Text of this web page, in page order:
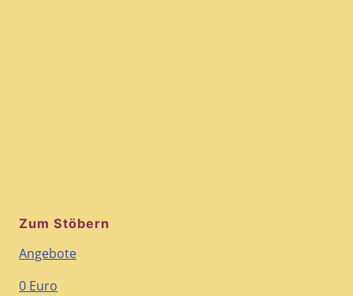
Zum Stöbern
Angebote
0 Euro